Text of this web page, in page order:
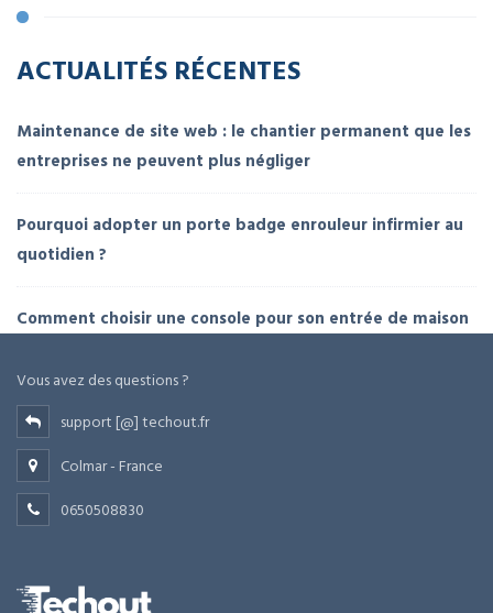
ACTUALITÉS RÉCENTES
Maintenance de site web : le chantier permanent que les
entreprises ne peuvent plus négliger
Pourquoi adopter un porte badge enrouleur infirmier au
quotidien ?
Comment choisir une console pour son entrée de maison
Vous avez des questions ?
support [@] techout.fr
Colmar - France
0650508830